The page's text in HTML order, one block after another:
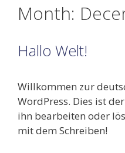
Month:
Hallo Welt!
Willkommen zur
WordPress. Dies ist
ihn bearbeiten oder
mit dem Schreiben!